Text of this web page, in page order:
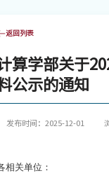
返回列表
算学部关于
公示的通知
发布时间：2025-12-01
相关单位：